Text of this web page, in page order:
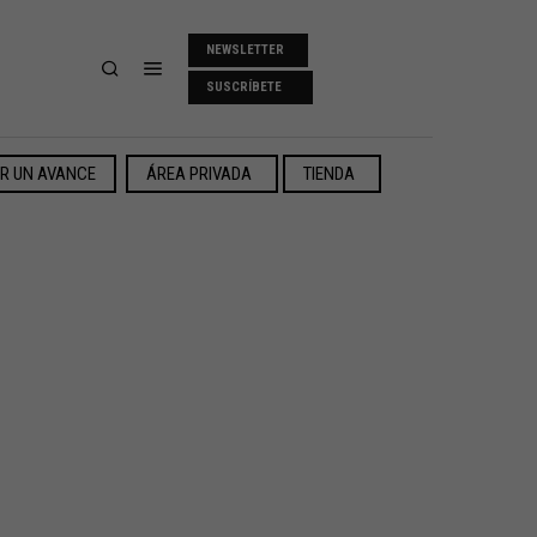
NEWSLETTER
SUSCRÍBETE
UN AVANCE ÁREA PRIVADA TIENDA